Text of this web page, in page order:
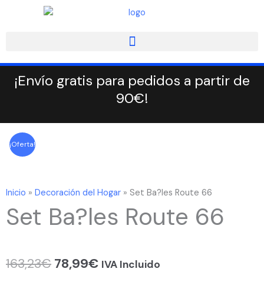
¡Envío gratis para pedidos a partir de
90€!
¡Oferta!
Inicio » Decoración del Hogar » Set Ba?les Route 66
Set Ba?les Route 66
163,23€ El
78,99€ElIVA Incluido